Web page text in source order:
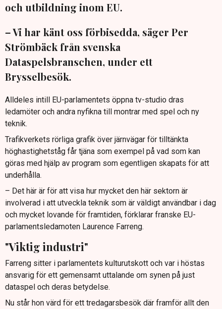
och utbildning inom EU.
– Vi har känt oss förbisedda, säger Per
Strömbäck från svenska
Dataspelsbranschen, under ett
Brysselbesök.
Alldeles intill EU-parlamentets öppna tv-studio dras
ledamöter och andra nyfikna till montrar med spel och ny
teknik.
Trafikverkets rörliga grafik över järnvägar för tilltänkta
höghastighetståg får tjäna som exempel på vad som kan
göras med hjälp av program som egentligen skapats för att
underhålla.
– Det här är för att visa hur mycket den här sektorn är
involverad i att utveckla teknik som är väldigt användbar i dag
och mycket lovande för framtiden, förklarar franske EU-
parlamentsledamoten Laurence Farreng.
"Viktig industri"
Farreng sitter i parlamentets kulturutskott och var i höstas
ansvarig för ett gemensamt uttalande om synen på just
dataspel och deras betydelse.
Nu står hon värd för ett tredagarsbesök där framför allt den